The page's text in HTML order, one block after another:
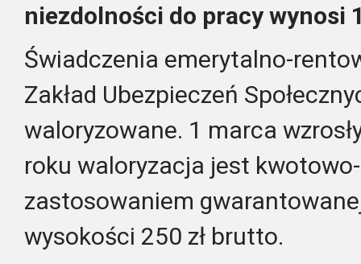
niezdolności do pracy wynosi
Świadczenia emerytalno-
Zakład Ubezpieczeń
waloryzowane. 1 marca
roku waloryzacja jest
zastosowaniem
wysokości 250 zł brutto.